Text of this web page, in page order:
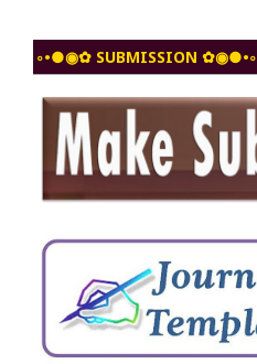
◦•●◉✿ SUBMISSION ✿◉●•◦